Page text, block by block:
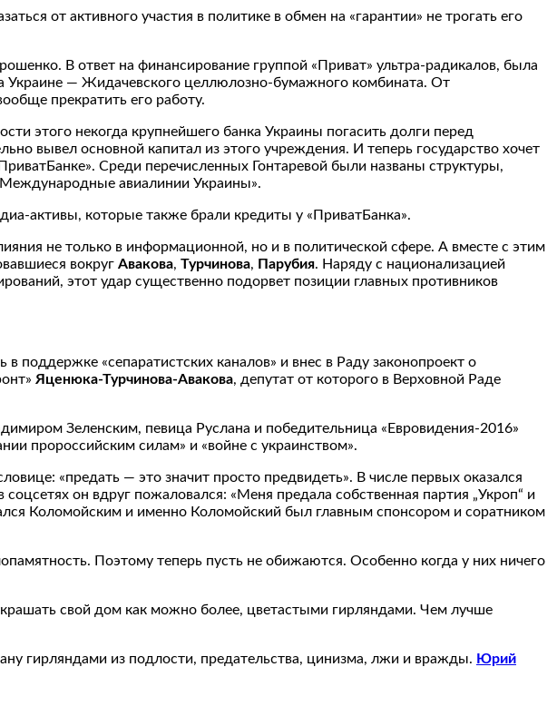
от активного участия в политике в обмен на «гарантии» не трогать его
В ответ на финансирование группой «Приват» ультра-радикалов, была
Украине — Жидачевского целлюлозно-бумажного комбината. От
прекратить его работу.
этого некогда крупнейшего банка Украины погасить долги перед
вывел основной капитал из этого учреждения. И теперь государство хочет
Среди перечисленных Гонтаревой были названы структуры,
авиалинии Украины».
активы, которые также брали кредиты у «ПриватБанка».
не только в информационной, но и в политической сфере. А вместе с этим
вокруг Авакова, Турчинова, Парубия. Наряду с национализацией
этот удар существенно подорвет позиции главных противников
в поддержке «сепаратистских каналов» и внес в Раду законопроект о
Яценюка-Турчинова-Авакова, депутат от которого в Верховной Раде
Зеленским, певица Руслана и победительница «Евровидения-2016»
пророссийским силам» и «войне с украинством».
«предать — это значит просто предвидеть». В числе первых оказался
соцсетях он вдруг пожаловался: «Меня предала собственная партия „Укроп“ и
Коломойским и именно Коломойский был главным спонсором и соратником
Поэтому теперь пусть не обижаются. Особенно когда у них ничего
свой дом как можно более, цветастыми гирляндами. Чем лучше
гирляндами из подлости, предательства, цинизма, лжи и вражды. Юрий